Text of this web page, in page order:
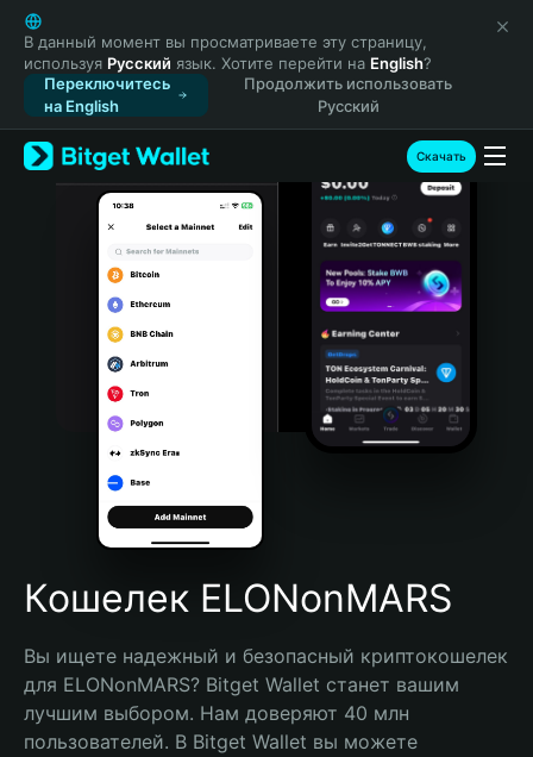
English
日本語
Tiếng Việt
Русский
Español (Latinoamérica)
Türkçe
Italiano
Português (Portugal)
Bahasa Indonesia
Português (Brasil)
Español (Argentina)
В данный момент вы просматриваете эту страницу,
используя Русский язык. Хотите перейти на English?
Переключитесь
на English
Продолжить использовать
Русский
Скачать
Кошелек ELONonMARS
Вы ищете надежный и безопасный криптокошелек
для ELONonMARS? Bitget Wallet станет вашим
лучшим выбором. Нам доверяют 40 млн
пользователей. В Bitget Wallet вы можете